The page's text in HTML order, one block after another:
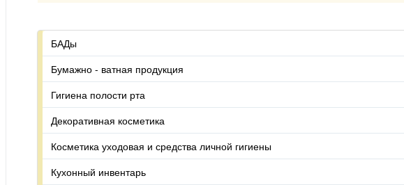
БАДы
Бумажно - ватная продукция
Гигиена полости рта
Декоративная косметика
Косметика уходовая и средства личной гигиены
Кухонный инвентарь